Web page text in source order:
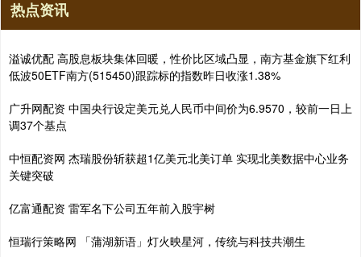
热点资讯
溢诚优配 高股息板块集体回暖，性价比区域凸显，南方基金旗下红利
低波50ETF南方(515450)跟踪标的指数昨日收涨1.38%
广升网配资 中国央行设定美元兑人民币中间价为6.9570，较前一日上
调37个基点
中恒配资网 杰瑞股份斩获超1亿美元北美订单 实现北美数据中心业务
关键突破
亿富通配资 雷军名下公司五年前入股宇树
恒瑞行策略网 「蒲湖新语」灯火映星河，传统与科技共潮生